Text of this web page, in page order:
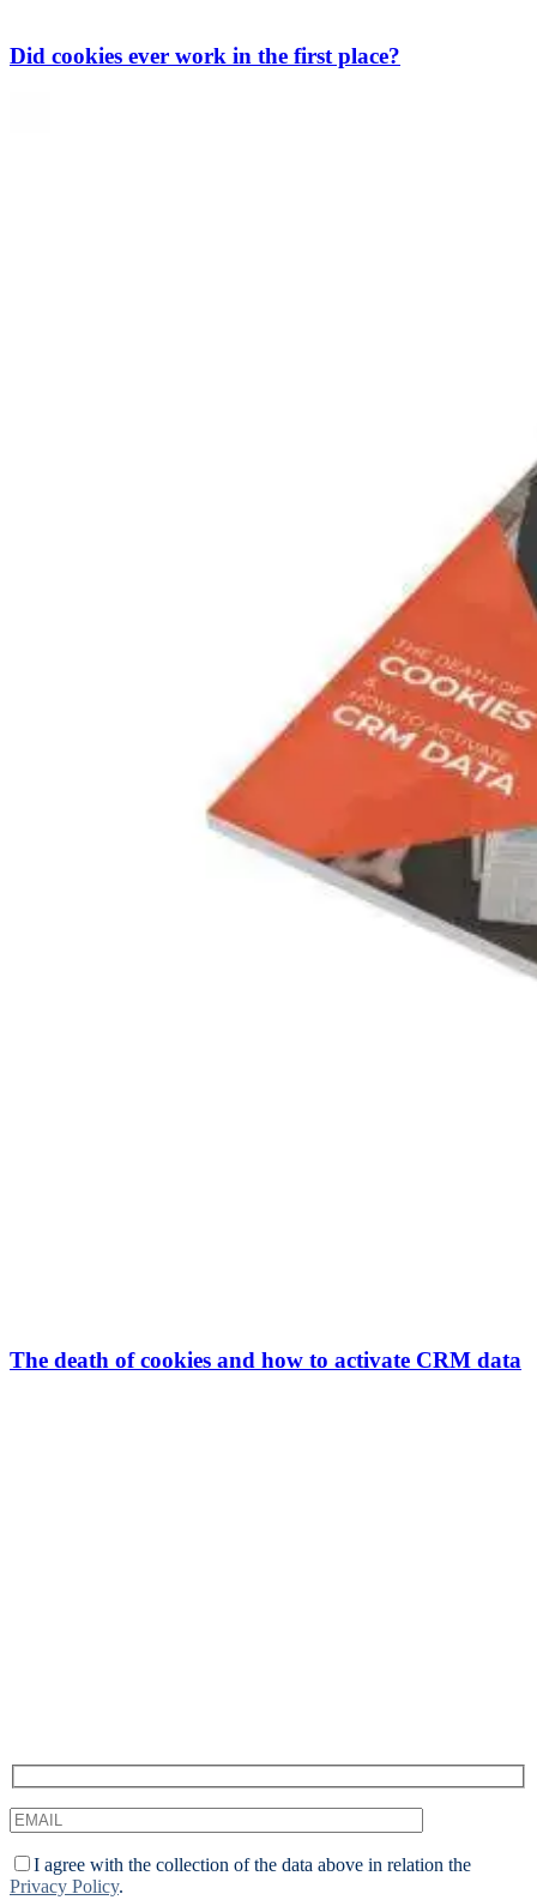
Did cookies ever work in the first place?
The death of cookies and how to activate CRM data
I agree with the collection of the data above in relation the
Privacy Policy.